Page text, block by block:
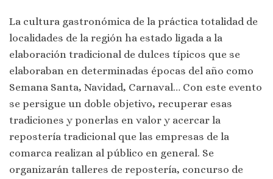
La cultura gastronómica de la práctica totalidad de
localidades de la región ha estado ligada a la
elaboración tradicional de dulces típicos que se
elaboraban en determinadas épocas del año como
Semana Santa, Navidad, Carnaval… Con este evento
se persigue un doble objetivo, recuperar esas
tradiciones y ponerlas en valor y acercar la
repostería tradicional que las empresas de la
comarca realizan al público en general. Se
organizarán talleres de repostería, concurso de